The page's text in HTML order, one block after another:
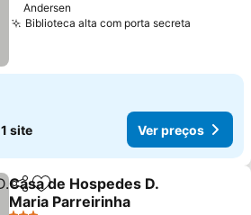
Andersen
Biblioteca alta com porta secreta
1 site Ver preços
PartilharAdicionar aos favoritos
Casa de Hospedes D.
Maria Parreirinha